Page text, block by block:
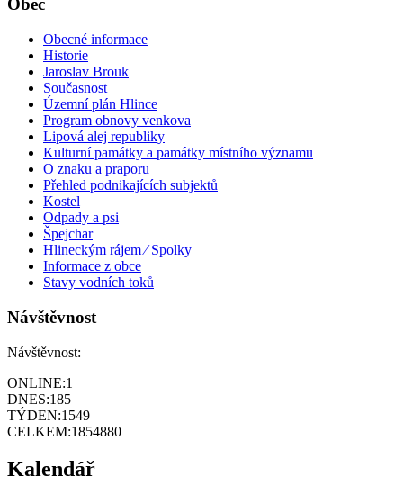
Obec
Obecné informace
Historie
Jaroslav Brouk
Současnost
Územní plán Hlince
Program obnovy venkova
Lipová alej republiky
Kulturní památky a památky místního významu
O znaku a praporu
Přehled podnikajících subjektů
Kostel
Odpady a psi
Špejchar
Hlineckým rájem ⁄ Spolky
Informace z obce
Stavy vodních toků
Návštěvnost
Návštěvnost:
ONLINE:1
DNES:185
TÝDEN:1549
CELKEM:1854880
Kalendář